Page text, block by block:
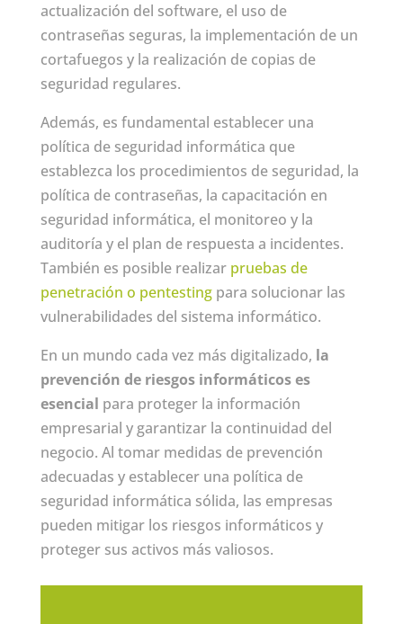
actualización del software, el uso de
contraseñas seguras, la implementación de un
cortafuegos y la realización de copias de
seguridad regulares.
Además, es fundamental establecer una
política de seguridad informática que
establezca los procedimientos de seguridad, la
política de contraseñas, la capacitación en
seguridad informática, el monitoreo y la
auditoría y el plan de respuesta a incidentes.
También es posible realizar pruebas de
penetración o pentestingpara solucionar las
vulnerabilidades del sistema informático.
En un mundo cada vez más digitalizado, la
prevención de riesgos informáticos es
esencial para proteger la información
empresarial y garantizar la continuidad del
negocio. Al tomar medidas de prevención
adecuadas y establecer una política de
seguridad informática sólida, las empresas
pueden mitigar los riesgos informáticos y
proteger sus activos más valiosos.